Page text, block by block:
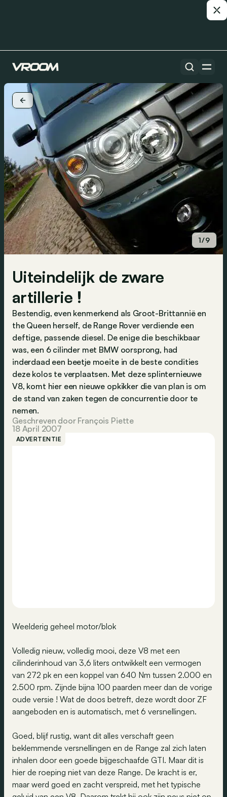
1/9
Uiteindelijk de zware
artillerie !
Bestendig, even kenmerkend als Groot-Brittannië en
the Queen herself, de Range Rover verdiende een
deftige, passende diesel. De enige die beschikbaar
was, een 6 cilinder met BMW oorsprong, had
inderdaad een beetje moeite in de beste condities
deze kolos te verplaatsen. Met deze splinternieuwe
V8, komt hier een nieuwe opkikker die van plan is om
de stand van zaken tegen de concurrentie door te
nemen.
Geschreven door François Piette
18 April 2007
ADVERTENTIE
Weelderig geheel motor/blok
Volledig nieuw, volledig mooi, deze V8 met een
cilinderinhoud van 3,6 liters ontwikkelt een vermogen
van 272 pk en een koppel van 640 Nm tussen 2.000 en
2.500 rpm. Zijnde bijna 100 paarden meer dan de vorige
oude versie ! Wat de doos betreft, deze wordt door ZF
aangeboden en is automatisch, met 6 versnellingen.
Goed, blijf rustig, want dit alles verschaft geen
beklemmende versnellingen en de Range zal zich laten
inhalen door een goede bijgeschaafde GTI. Maar dit is
hier de roeping niet van deze Range. De kracht is er,
maar werd goed en zacht verspreid, met het typische